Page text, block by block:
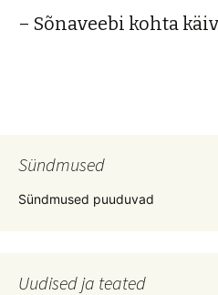
– Sõnaveebi kohta
Sündmused
Sündmused puuduvad
Uudised ja teated